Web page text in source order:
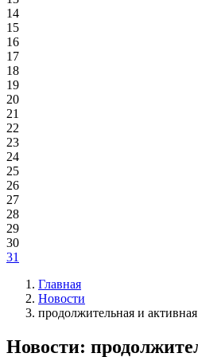
14
15
16
17
18
19
20
21
22
23
24
25
26
27
28
29
30
31
Главная
Новости
продолжительная и
Новости: